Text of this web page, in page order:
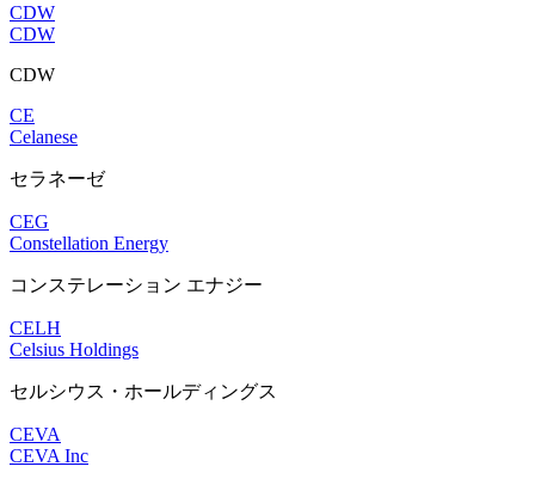
CDW
CDW
CDW
CE
Celanese
セラネーゼ
CEG
Constellation Energy
コンステレーション エナジー
CELH
Celsius Holdings
セルシウス・ホールディングス
CEVA
CEVA Inc